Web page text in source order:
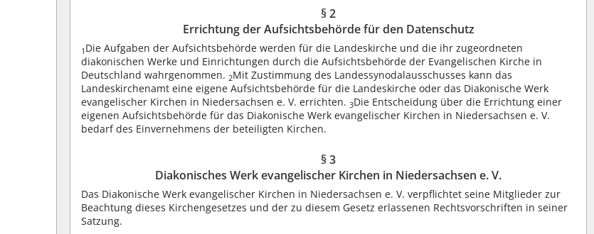
§ 2
Errichtung der Aufsichtsbehörde für den Datenschutz
1 Die Aufgaben der Aufsichtsbehörde werden für die Landeskirche und die ihr zugeordneten
diakonischen Werke und Einrichtungen durch die Aufsichtsbehörde der Evangelischen Kirche in
Deutschland wahrgenommen. 2Mit Zustimmung des Landessynodalausschusses kann das
Landeskirchenamt eine eigene Aufsichtsbehörde für die Landeskirche oder das Diakonische Werk
evangelischer Kirchen in Niedersachsen e. V. errichten.3Die Entscheidung über die Errichtung einer
eigenen Aufsichtsbehörde für das Diakonische Werk evangelischer Kirchen in Niedersachsen e. V.
bedarf des Einvernehmens der beteiligten Kirchen.
§ 3
Diakonisches Werk evangelischer Kirchen in Niedersachsen e. V.
Das Diakonische Werk evangelischer Kirchen in Niedersachsen e. V. verpflichtet seine Mitglieder zur
Beachtung dieses Kirchengesetzes und der zu diesem Gesetz erlassenen Rechtsvorschriften in seiner
Satzung.